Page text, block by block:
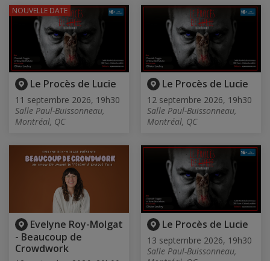
Le Procès de Lucie
11 septembre 2026, 19h30
Salle Paul-Buissonneau,
Montréal, QC
NOUVELLE DATE
Le Procès de Lucie
12 septembre 2026, 19h30
Salle Paul-Buissonneau,
Montréal, QC
Evelyne Roy-Molgat
- Beaucoup de
Crowdwork
Le Procès de Lucie
13 septembre 2026, 19h30
Salle Paul-Buissonneau,